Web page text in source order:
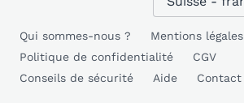
Qui sommes-nous ?
Mentions légales
Politique de confidentialité
CGV
Conseils de sécurité
Aide Contact